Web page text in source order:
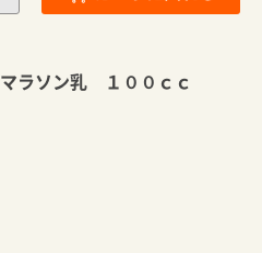
マラソン乳 １００ｃｃ